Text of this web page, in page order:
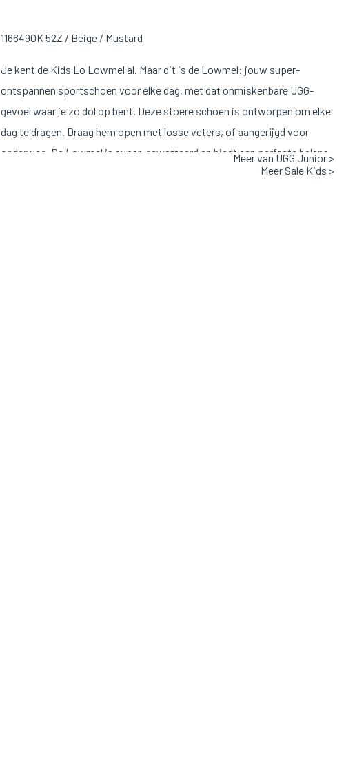
1166490K 52Z / Beige / Mustard
Je kent de Kids Lo Lowmel al. Maar dit is de Lowmel: jouw super-
ontspannen sportschoen voor elke dag, met dat onmiskenbare UGG-
gevoel waar je zo dol op bent. Deze stoere schoen is ontworpen om elke
dag te dragen. Draag hem open met losse veters, of aangerijgd voor
onderweg. De Lowmel is super-gewatteerd en biedt een perfecte balans
van ademend vermogen en warmte. Dit design heeft een gevormd
Meer van UGG Junior >
Meer Sale Kids >